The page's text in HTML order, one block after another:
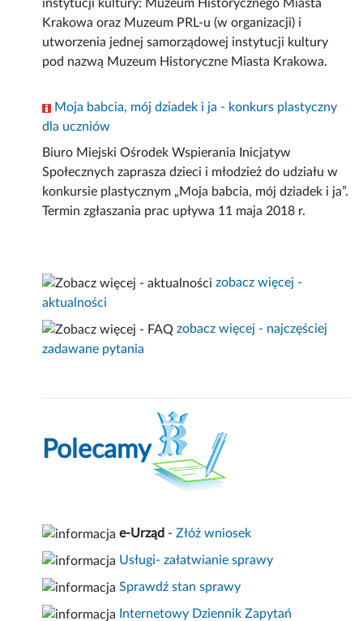
instytucji kultury: Muzeum Historycznego Miasta
Krakowa oraz Muzeum PRL-u (w organizacji) i
utworzenia jednej samorządowej instytucji kultury
pod nazwą Muzeum Historyczne Miasta Krakowa.
Moja babcia, mój dziadek i ja - konkurs plastyczny
dla uczniów
Biuro Miejski Ośrodek Wspierania Inicjatyw
Społecznych zaprasza dzieci i młodzież do udziału w
konkursie plastycznym „Moja babcia, mój dziadek i ja”.
Termin zgłaszania prac upływa 11 maja 2018 r.
zobacz więcej -
aktualności
zobacz więcej - najczęściej
zadawane pytania
Polecamy
e-Urząd -Złóż wniosek
Usługi- załatwianie sprawy
Sprawdź stan sprawy
Internetowy Dziennik Zapytań